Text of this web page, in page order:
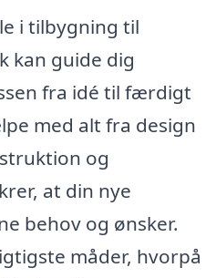
i tilbygning til
kan guide dig
fra idé til færdigt
med alt fra design
og
at din nye
behov og ønsker.
måder, hvorpå